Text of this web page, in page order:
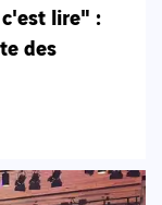
lire" :
des